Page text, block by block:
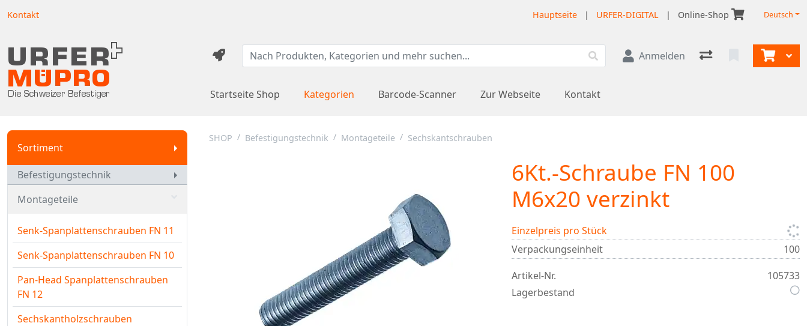
Kontakt Hauptseite | URFER-DIGITAL | Online-Shop Deutsch
Anmelden
Startseite Shop Kategorien Barcode-Scanner Zur Webseite Kontakt
Sortiment
Befestigungstechnik
Montageteile
Senk-Spanplattenschrauben FN 11
Senk-Spanplattenschrauben FN 10
Pan-Head Spanplattenschrauben
FN 12
Sechskantholzschrauben
SHOP Befestigungstechnik Montageteile Sechskantschrauben
6Kt.-Schraube FN 100
M6x20 verzinkt
Einzelpreis pro Stück
Verpackungseinheit
100
Artikel-Nr.
105733
Lagerbestand